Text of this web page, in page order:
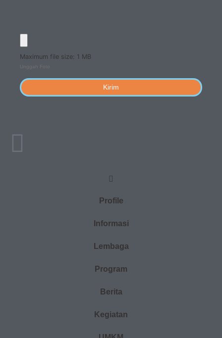
Maximum file size: 1 MB
Unggah Foto
Kirim
Profile
Informasi
Lembaga
Program
Berita
Kegiatan